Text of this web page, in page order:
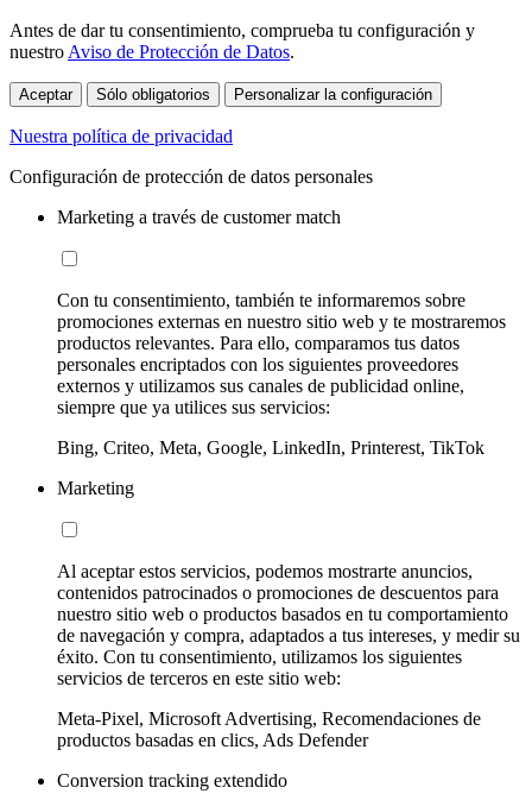
Antes de dar tu consentimiento, comprueba tu configuración y
nuestroAviso de Protección de Datos.
Aceptar Sólo obligatorios Personalizar la configuración
Nuestra política de privacidad
Configuración de protección de datos personales
Marketing a través de customer match
Con tu consentimiento, también te informaremos sobre
promociones externas en nuestro sitio web y te mostraremos
productos relevantes. Para ello, comparamos tus datos
personales encriptados con los siguientes proveedores
externos y utilizamos sus canales de publicidad online,
siempre que ya utilices sus servicios:
Bing, Criteo, Meta, Google, LinkedIn, Printerest, TikTok
Marketing
Al aceptar estos servicios, podemos mostrarte anuncios,
contenidos patrocinados o promociones de descuentos para
nuestro sitio web o productos basados en tu comportamiento
de navegación y compra, adaptados a tus intereses, y medir su
éxito. Con tu consentimiento, utilizamos los siguientes
servicios de terceros en este sitio web:
Meta-Pixel, Microsoft Advertising, Recomendaciones de
productos basadas en clics, Ads Defender
Conversion tracking extendido